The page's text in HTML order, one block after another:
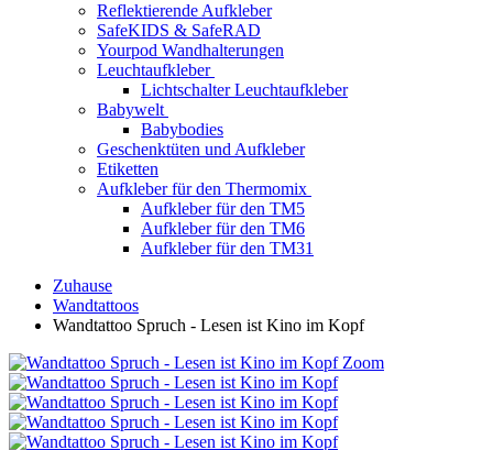
Reflektierende Aufkleber
SafeKIDS & SafeRAD
Yourpod Wandhalterungen
Leuchtaufkleber
Lichtschalter Leuchtaufkleber
Babywelt
Babybodies
Geschenktüten und Aufkleber
Etiketten
Aufkleber für den Thermomix
Aufkleber für den TM5
Aufkleber für den TM6
Aufkleber für den TM31
Zuhause
Wandtattoos
Wandtattoo Spruch - Lesen ist Kino im Kopf
Zoom